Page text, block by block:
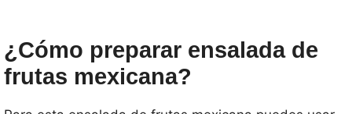
¿Cómo preparar ensalada de
frutas mexicana?